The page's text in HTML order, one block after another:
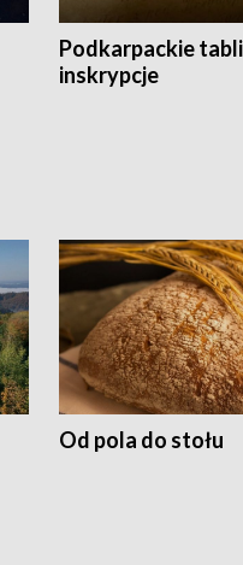
Podkarpackie
inskrypcje
Od pola do stołu